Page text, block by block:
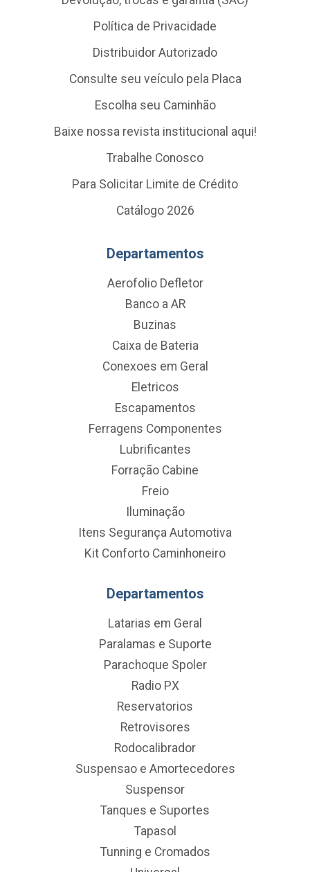
Política de Privacidade
Distribuidor Autorizado
Consulte seu veículo pela Placa
Escolha seu Caminhão
Baixe nossa revista institucional aqui!
Trabalhe Conosco
Para Solicitar Limite de Crédito
Catálogo 2026
Departamentos
Aerofolio Defletor
Banco a AR
Buzinas
Caixa de Bateria
Conexoes em Geral
Eletricos
Escapamentos
Ferragens Componentes
Lubrificantes
Forração Cabine
Freio
Iluminação
Itens Segurança Automotiva
Kit Conforto Caminhoneiro
Departamentos
Latarias em Geral
Paralamas e Suporte
Parachoque Spoler
Radio PX
Reservatorios
Retrovisores
Rodocalibrador
Suspensao e Amortecedores
Suspensor
Tanques e Suportes
Tapasol
Tunning e Cromados